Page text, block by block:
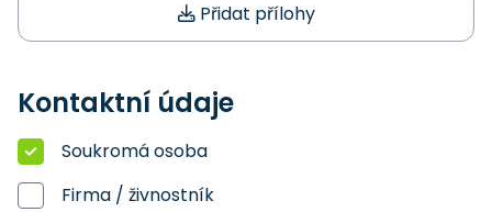
Přidat přílohy
Kontaktní údaje
Soukromá osoba
Firma / živnostník